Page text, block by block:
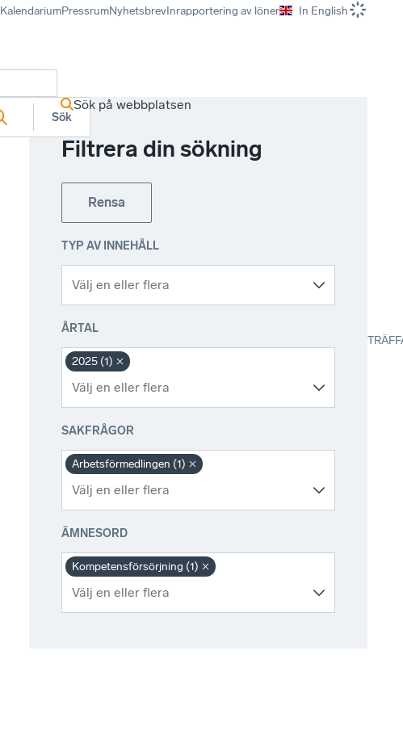
KalendariumPressrumNyhetsbrevInrapportering av löner In English
Sök på webbplatsen
Filtrera din sökning
Rensa
TYP AV INNEHÅLL
ÅRTAL
2025 (1)
SAKFRÅGOR
Arbetsförmedlingen (1)
ÄMNESORD
Kompetensförsörjning (1)
Sök